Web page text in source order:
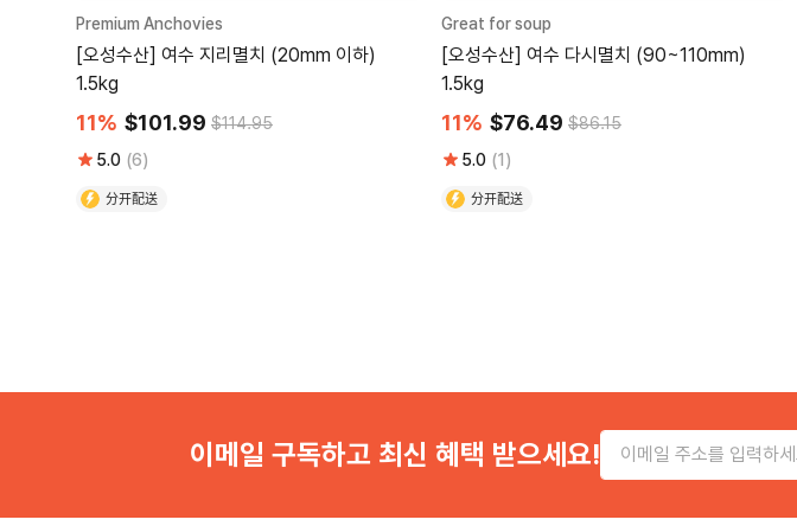
Premium Anchovies
[오성수산] 여수 지리멸치 (20mm 이하)
1.5kg
11% $101.99 $114.95
5.0 (6)
分开配送
Great for soup
[오성수산] 여수 다시멸치 (90~110mm)
1.5kg
11% $76.49 $86.15
5.0 (1)
分开配送
이메일 구독하고 최신 혜택 받으세요!